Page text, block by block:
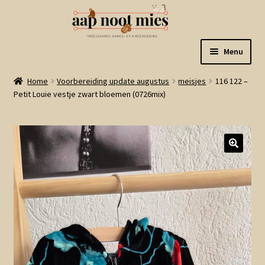
naar
navigatie
de
inhoud
Menu
Welkom
Winkel
Mijn account
Winkelmand
Linkjes
Home Voorbereiding update augustus meisjes
116 122 –
Petit Louie vestje zwart bloemen (0726mix)